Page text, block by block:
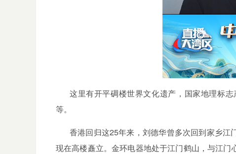
这里有开平碉楼世界文化遗产，国家地理标
等。
香港回归这25年来，刘德华曾多次回到家乡
现在高楼矗立。金环电器地处于江门鹤山，与江